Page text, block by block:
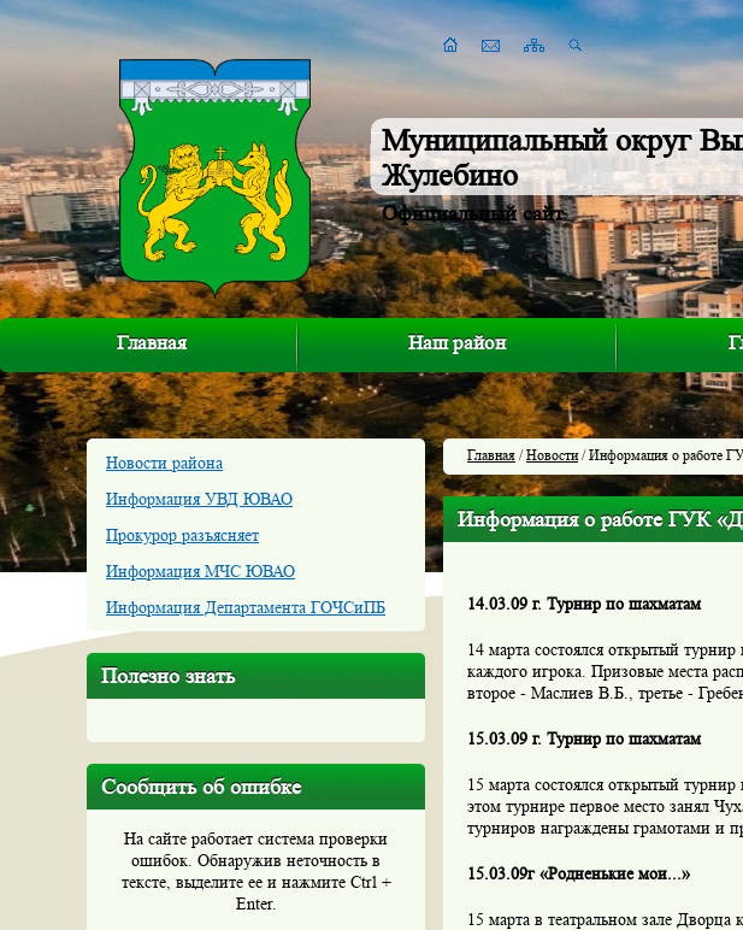
Муниципальный округ
Жулебино
Официальный сайт
Главная Наш район
Новости района
Информация УВД ЮВАО
Прокурор разъясняет
Информация МЧС ЮВАО
Информация Департамента ГОЧСиПБ
Полезно знать
Сообщить об ошибке
На сайте работает система проверки
ошибок. Обнаружив неточность в
тексте, выделите ее и нажмите Ctrl +
Enter.
Главная /Новости/ Информация о работе
Информация о работе ГУК
14.03.09 г. Турнир по шахматам
14 марта состоялся открытый
каждого игрока. Призовые места
второе - Маслиев В.Б., третье -
15.03.09 г. Турнир по шахматам
15 марта состоялся открытый
этом турнире первое место занял
турниров награждены грамотами и
15.03.09г «Родненькие мои...»
15 марта в театральном зале Дворца